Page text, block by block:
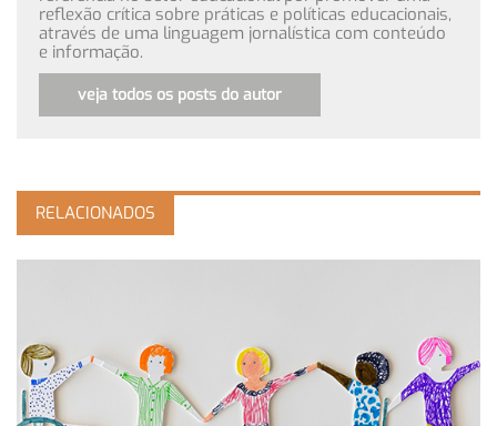
reflexão crítica sobre práticas e políticas educacionais,
através de uma linguagem jornalística com conteúdo
e informação.
veja todos os posts do autor
RELACIONADOS